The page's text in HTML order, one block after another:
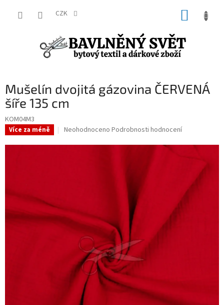
CZK
Mušelín dvojitá gázovina ČERVENÁ
šíře 135 cm
KOM04M3
Více za méně
Průměrné
produktu
Neohodnoceno Podrobnosti hodnocení